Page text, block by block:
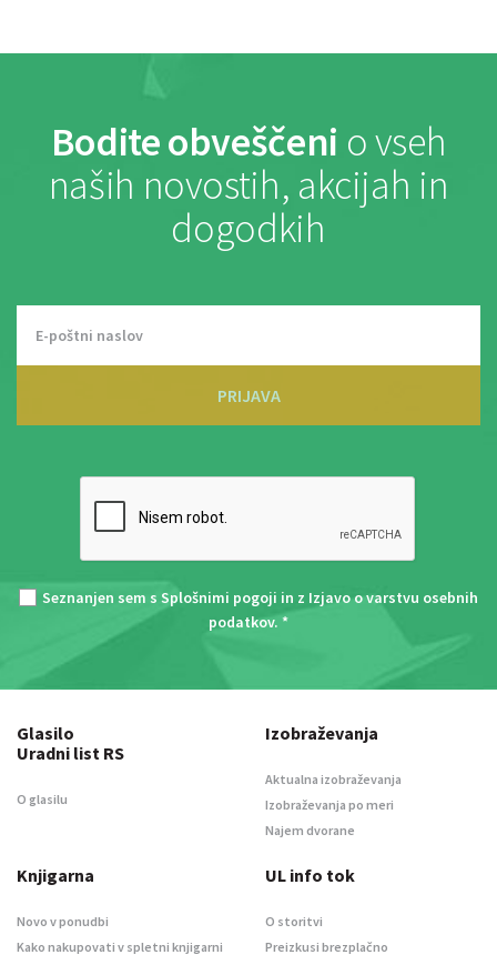
Bodite obveščeni o vseh
naših novostih, akcijah in
dogodkih
PRIJAVA
Seznanjen sem s Splošnimi pogoji in z Izjavo o varstvu osebnih
podatkov. *
Glasilo
Uradni list RS
O glasilu
Izobraževanja
Aktualna izobraževanja
Izobraževanja po meri
Najem dvorane
Knjigarna
Novo v ponudbi
Kako nakupovati v spletni knjigarni
UL info tok
O storitvi
Preizkusi brezplačno